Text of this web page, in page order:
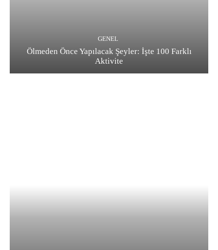
GENEL
Ölmeden Önce Yapılacak Şeyler: İşte 100 Farklı
Aktivite